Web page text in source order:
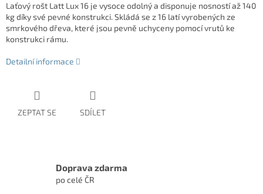
Laťový rošt Latt Lux 16 je vysoce odolný a disponuje nosností až 140
kg díky své pevné konstrukci. Skládá se z 16 latí vyrobených ze
smrkového dřeva, které jsou pevně uchyceny pomocí vrutů ke
konstrukci rámu.
Detailní informace
ZEPTAT SE SDÍLET
Doprava zdarma
po celé ČR